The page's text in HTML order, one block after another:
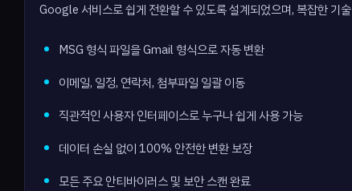
Google 서비스로 쉽게 전환할 수 있도록 설계되었으며, 복잡한 기
MSG 형식 파일을 Gmail 형식으로 자동 변환
이메일, 일정, 연락처, 첨부파일 일괄 이동
직관적인 사용자 인터페이스로 누구나 쉽게 사용 가능
데이터 손실 없이 100% 안전한 변환 보장
모든 주요 안티바이러스 및 보안 스캔 완료